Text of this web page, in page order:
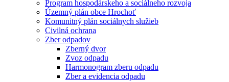
Program hospodárskeho a sociálneho rozvoja
Územný plán obce Hrochoť
Komunitný plán sociálnych služieb
Civilná ochrana
Zber odpadov
Zberný dvor
Zvoz odpadu
Harmonogram zberu odpadu
Zber a evidencia odpadu